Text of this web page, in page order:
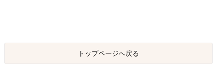
トップページへ戻る